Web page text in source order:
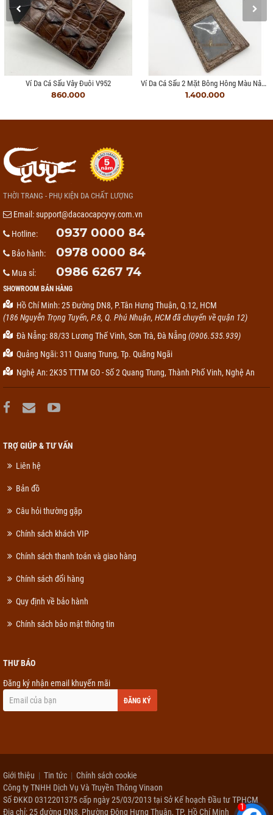
Ví Da Cá Sấu Vây Đuôi V952
860.000
Ví Da Cá Sấu 2 Mặt Bông Hông Màu Nâu Đất
1.400.000
THỜI TRANG - PHỤ KIỆN DA CHẤT LƯỢNG
Email:support@dacaocapcyvy.com.vn
Hotline:
0937 0000 84
Bảo hành: 0978 0000 84
Mua sỉ: 0986 6267 74
SHOWROOM BÁN HÀNG
Hồ Chí Minh: 25 Đường DN8, P.Tân Hưng Thuận, Q.12, HCM
(186 Nguyễn Trọng Tuyển, P.8, Q. Phú Nhuận, HCM đã chuyển về quận 12)
Đà Nẵng: 88/33 Lương Thế Vinh, Sơn Trà, Đà Nẵng (0906.535.939)
Quảng Ngãi: 311 Quang Trung, Tp. Quãng Ngãi
Nghệ An: 2K35 TTTM GO - Số 2 Quang Trung, Thành Phố Vinh, Nghệ An
TRỢ GIÚP & TƯ VẤN
Liên hệ
Bản đồ
Câu hỏi thường gặp
Chính sách khách VIP
Chính sách thanh toán và giao hàng
Chính sách đổi hàng
Quy định về bảo hành
Chính sách bảo mật thông tin
THƯ BÁO
Đăng ký nhận email khuyến mãi
ĐĂNG KÝ
Giới thiệu Tin tức
Chính sách cookie
Công ty TNHH Dịch Vụ Và Truyền Thông Vinaon
Số ĐKKD 0312201375 cấp ngày 25/03/2013 tại Sở Kế hoạch Đầu tư TPHCM
Địa chỉ: 25 đường DN8, Phường Đông Hưng Thuận, TP. Hồ Chí Minh
1